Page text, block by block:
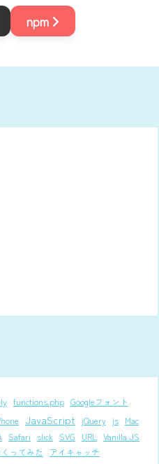
npm
functions.php Googleフォント
JavaScript jQuery js Mac
Safari slick SVG URL
Vanilla JS
ってみた
アイキャッチ